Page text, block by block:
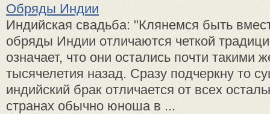
Обряды Индии
Индийская свадьба: "Клянемся быть
обряды Индии отличаются четкой
означает, что они остались почти такими
тысячелетия назад. Сразу подчеркну то
индийский брак отличается от всех
странах обычно юноша в ...